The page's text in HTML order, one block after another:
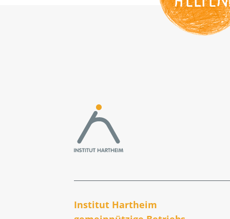
Institut Hartheim